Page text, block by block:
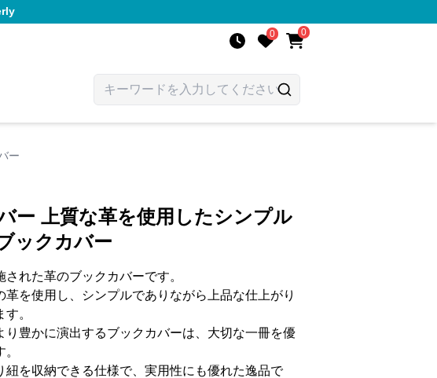
0 0
ー
ー 上質な革を使用したシンプル
ックカバー
された革のブックカバーです。
革を使用し、シンプルでありながら上品な仕上がり
。
り豊かに演出するブックカバーは、大切な一冊を優
紐を収納できる仕様で、実用性にも優れた逸品で